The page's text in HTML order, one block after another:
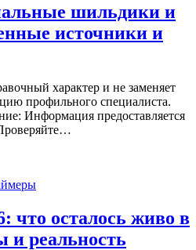
шильдики и
источники и
характер и не заменяет
профильного специалиста.
Информация предоставляется
что осталось живо в
и реальность